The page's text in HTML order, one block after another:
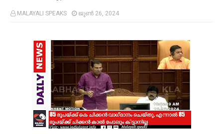
MALAYALI SPEAKS ജൂൺ 26, 2024